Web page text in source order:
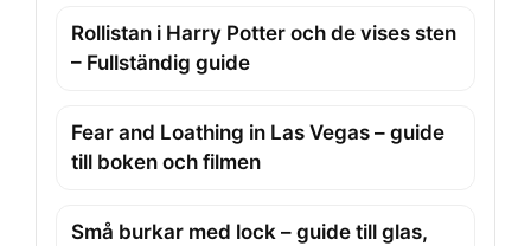
Rollistan i Harry Potter och de vises sten
– Fullständig guide
Fear and Loathing in Las Vegas – guide
till boken och filmen
Små burkar med lock – guide till glas,